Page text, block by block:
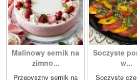
Malinowy sernik na
zimno...
Przepyszny sernik na
Soczyste
w...
Soczyste